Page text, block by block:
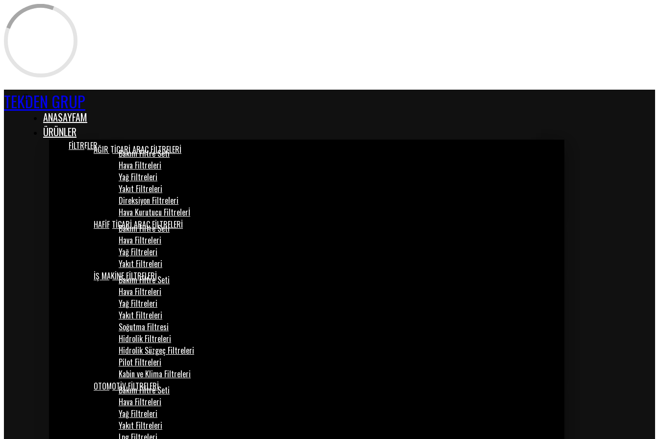
TEKDEN GRUP
ANASAYFAM
ÜRÜNLER
FİLTRELERAĞIR TİCARİ ARAÇ FİLTRELERİ
Bakım Filtre Seti
Hava Filtreleri
Yağ Filtreleri
Yakıt Filtreleri
Direksiyon Filtreleri
Hava Kurutucu Filtrelerİ
HAFİF TİCARİ ARAÇ FİLTRELERİ
Bakım Filtre Seti
Hava Filtreleri
Yağ Filtreleri
Yakıt Filtreleri
İŞ MAKİNE FİLTRELERİ
Bakım Filtre Seti
Hava Filtreleri
Yağ Filtreleri
Yakıt Filtreleri
Soğutma Filtresi
Hidrolik Filtreleri
Hidrolik Süzgeç Filtreleri
Pilot Filtreleri
Kabin ve Klima Filtreleri
OTOMOTİV FİLTRELERİ
Bakım Filtre Seti
Hava Filtreleri
Yağ Filtreleri
Yakıt Filtreleri